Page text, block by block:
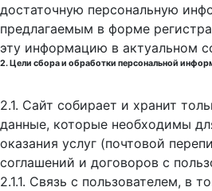
достаточную персональную
предлагаемым в форме
эту информацию в актуальном
2. Цели сбора и обработки персональной
2.1. Сайт собирает и хранит
данные, которые необходимы
оказания услуг (почтовой
соглашений и договоров с
2.1.1. Связь с пользователем, в